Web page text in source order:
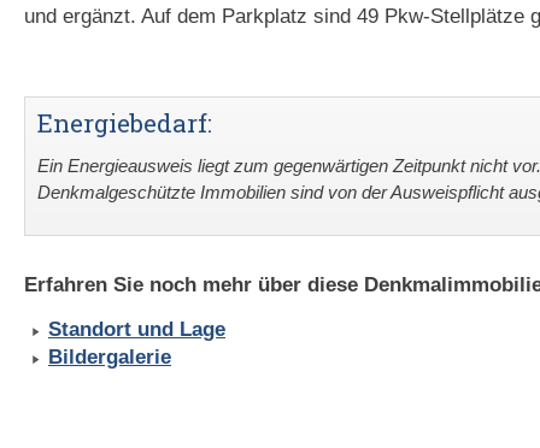
und ergänzt. Auf dem Parkplatz sind 49 Pkw-Stellplätze
Energiebedarf:
Ein Energieausweis liegt zum gegenwärtigen Zeitpunkt nicht vor.
Denkmalgeschützte Immobilien sind von der Ausweispflicht
Erfahren Sie noch mehr über diese
Standort und Lage
Bildergalerie